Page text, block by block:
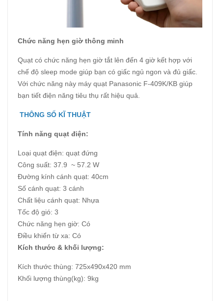
Chức năng hẹn giờ thông minh
Quạt có chức năng hẹn giờ tắt lên đến 4 giờ kết hợp với
chế độ sleep mode giúp bạn có giấc ngủ ngon và đủ giấc.
Với chức năng này máy quạt Panasonic F-409K/KB giúp
bạn tiết điện năng tiêu thụ rất hiệu quả.
THÔNG SỐ KĨ THUẬT
Tính năng quạt điện:
Loại quạt điện: quạt đứng
Công suất: 37.9 ~ 57.2 W
Đường kính cánh quạt: 40cm
Số cánh quạt: 3 cánh
Chất liệu cánh quạt: Nhựa
Tốc độ gió: 3
Chức năng hẹn giờ: Có
Điều khiển từ xa: Có
Kích thước & khối lượng:
Kích thước thùng: 725x490x420 mm
Khối lượng thùng(kg): 9kg